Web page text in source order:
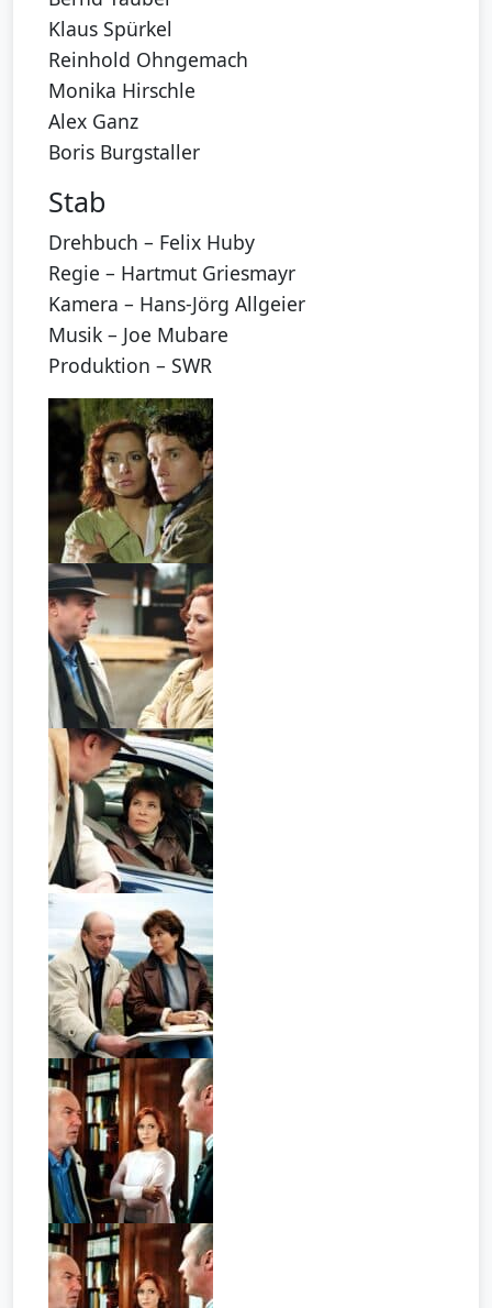
Klaus Spürkel
Reinhold Ohngemach
Monika Hirschle
Alex Ganz
Boris Burgstaller
Stab
Drehbuch – Felix Huby
Regie – Hartmut Griesmayr
Kamera – Hans-Jörg Allgeier
Musik – Joe Mubare
Produktion – SWR